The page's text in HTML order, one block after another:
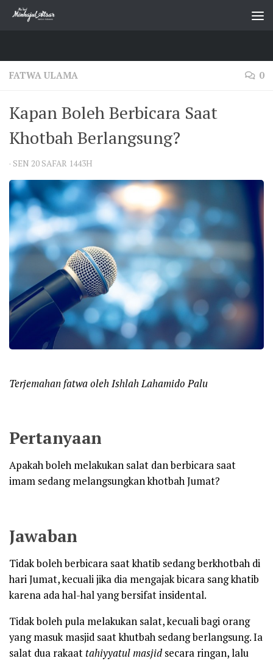
Skip to content
FATWA ULAMA 0
Kapan Boleh Berbicara Saat
Khotbah Berlangsung?
· SEN 20 SAFAR 1443H
Terjemahan fatwa oleh Ishlah Lahamido Palu
Pertanyaan
Apakah boleh melakukan salat dan berbicara saat
imam sedang melangsungkan khotbah Jumat?
Jawaban
Tidak boleh berbicara saat khatib sedang berkhotbah di
hari Jumat, kecuali jika dia mengajak bicara sang khatib
karena ada hal-hal yang bersifat insidental.
Tidak boleh pula melakukan salat, kecuali bagi orang
yang masuk masjid saat khutbah sedang berlangsung. Ia
salat dua rakaat tahiyyatul masjid secara ringan, lalu